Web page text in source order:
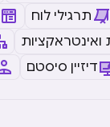
תרגילי לוח
ואינטראקציות
דיזיין סיסטם